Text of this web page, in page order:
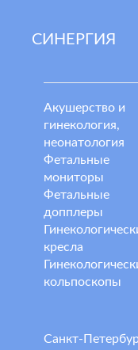
СИНЕРГИЯ
Акушерство и
гинекология,
неонатология
Фетальные
мониторы
Фетальные
допплеры
кресла
кольпоскопы
Санкт-